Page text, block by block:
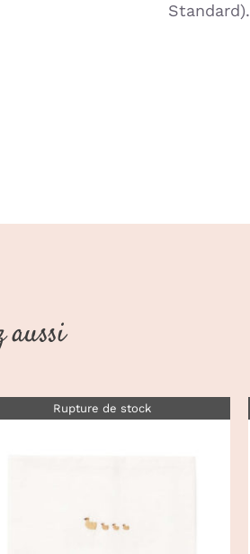
Standard).
aussi
Rupture de stock